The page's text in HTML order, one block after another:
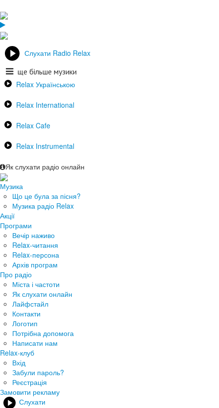
Слухати Radio Relax
ще більше музики
Relax Українською
Relax International
Relax Cafe
Relax Instrumental
Як слухати радіо онлайн
Музика
Що це була за пісня?
Музика радіо Relax
Акції
Програми
Вечір наживо
Relax-читання
Relax-персона
Архів програм
Про радіо
Міста і частоти
Як слухати онлайн
Лайфстайл
Контакти
Логотип
Потрібна допомога
Написати нам
Relax-клуб
Вхід
Забули пароль?
Реєстрація
Замовити рекламу
Слухати